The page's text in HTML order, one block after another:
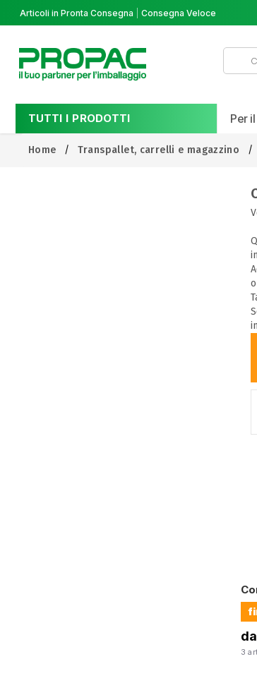
Articoli in Pronta Consegna Consegna Veloce
TUTTI I PRODOTTI Per
Home Transpallet, carrelli e magazzino
3